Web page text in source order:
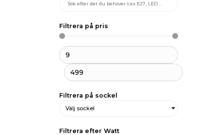
Filtrera på pris
Filtrera på sockel
Välj sockel
Filtrera efter Watt